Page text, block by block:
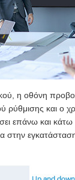
η οθόνη
ρύθμισης και ο
επάνω και
στην